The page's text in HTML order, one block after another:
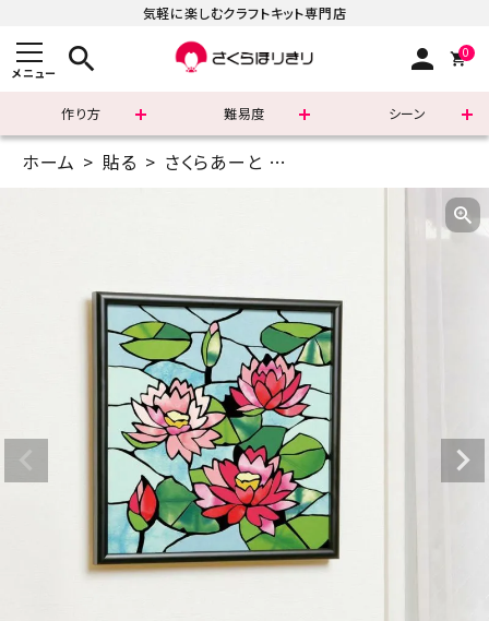
気軽に楽しむクラフトキット専門店
メニュー search person 0
作り方 難易度 シーン
まずはこちら
すべての商品
診断チャート
ジャンルで選ぶ
レビューを見る
ホーム 貼る さくらあーと